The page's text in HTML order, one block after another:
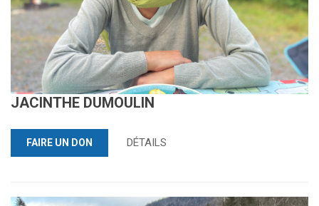
JACINTHE DUMOULIN
FAIRE UN DON DÉTAILS